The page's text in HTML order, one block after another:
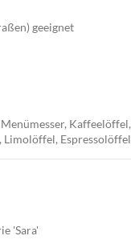
geeignet
Menümesser, Kaffeelöffel,
, Limolöffel, Espressolöffel
'Sara'